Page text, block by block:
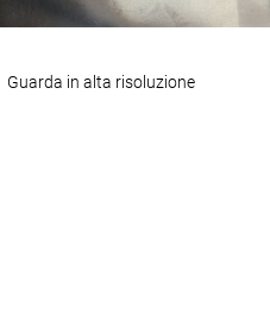
Guarda in alta risoluzione